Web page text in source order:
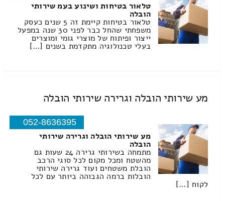
טלאור בטיחות ושינוע בעמ שירותי
הובלה
טלאור בטיחות קיימת זה 5 שנים כעסק
משפחתי שהחל כבר לפני 30 שנה במפעל
ייצור ופיתוח של מוצרי גומי ומוצרים
בעלי טכנולוגיה מתקדמת בשנים […]
מע שירותי הובלה וגרירה שירותי הובלה
052-8636395
מע שירותי הובלה וגרירה שירותי
הובלה
מתמחה בשירותי גרירה 24 שעות גם
מהשטח ומכל מקום לכל סוגי הרכב
הובלת משטחים ועוד גרירה שירותי
הובלות ברמה הגבוהה ביותר עם לכל
לקוח […]